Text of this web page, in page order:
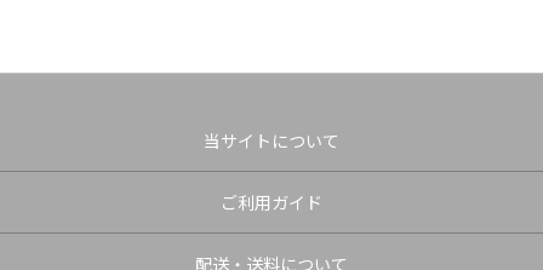
当サイトについて
ご利用ガイド
配送・送料について